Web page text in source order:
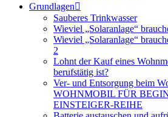
Grundlagen
Sauberes Trinkwasser
Wieviel „Solaranlage“
Wieviel „Solaranlage“
2
Lohnt der Kauf eines
berufstätig ist?
Ver- und Entsorgung beim
WOHNMOBIL FÜR
EINSTEIGER-REIHE